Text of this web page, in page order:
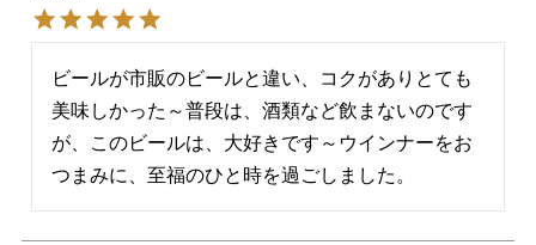
ビールが市販のビールと違い、コクがありとても
美味しかった～普段は、酒類など飲まないのです
が、このビールは、大好きです～ウインナーをお
つまみに、至福のひと時を過ごしました。